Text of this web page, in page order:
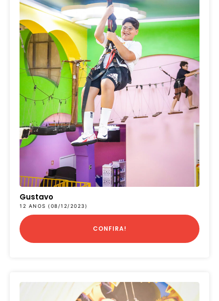
Gustavo
12 ANOS (08/12/2023)
CONFIRA!